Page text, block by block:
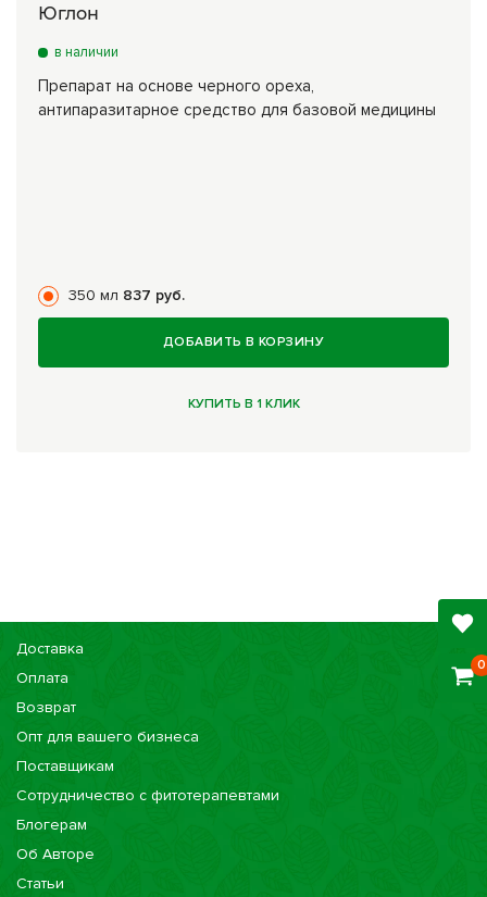
Юглон
в наличии
Препарат на основе черного ореха,
антипаразитарное средство для базовой медицины
350 мл 837 руб.
ДОБАВИТЬ В КОРЗИНУ
КУПИТЬ В 1 КЛИК
0
Доставка
Оплата
Возврат
Опт для вашего бизнеса
Поставщикам
Сотрудничество с фитотерапевтами
Блогерам
Об Авторе
Статьи